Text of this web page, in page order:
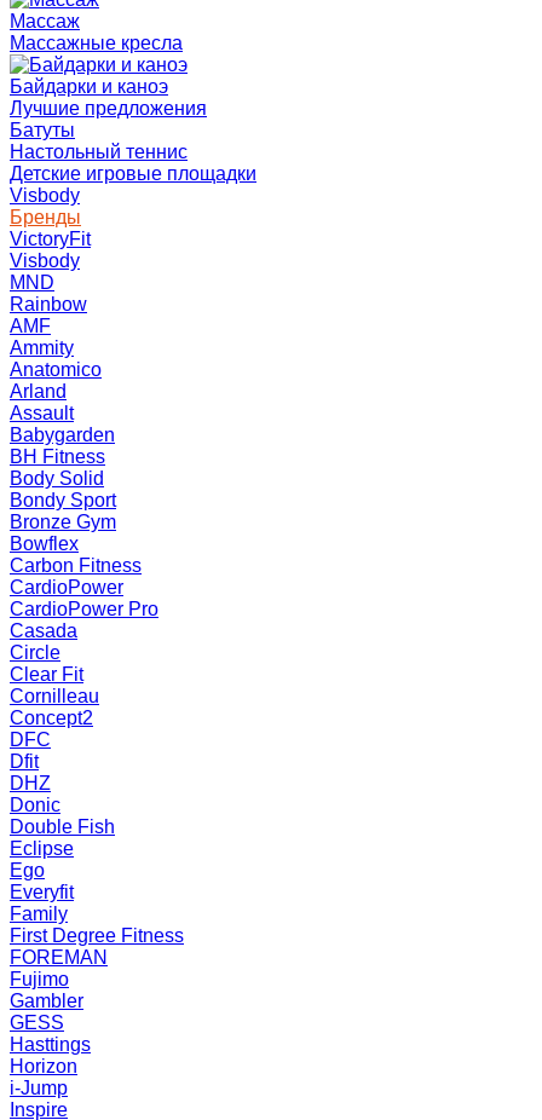
Массаж
Массажные кресла
Байдарки и каноэ
Лучшие предложения
Батуты
Настольный теннис
Детские игровые площадки
Visbody
Бренды
VictoryFit
Visbody
MND
Rainbow
AMF
Ammity
Anatomico
Arland
Assault
Babygarden
BH Fitness
Body Solid
Bondy Sport
Bronze Gym
Bowflex
Carbon Fitness
CardioPower
CardioPower Pro
Casada
Circle
Clear Fit
Cornilleau
Concept2
DFC
Dfit
DHZ
Donic
Double Fish
Eclipse
Ego
Everyfit
Family
First Degree Fitness
FOREMAN
Fujimo
Gambler
GESS
Hasttings
Horizon
i-Jump
Inspire